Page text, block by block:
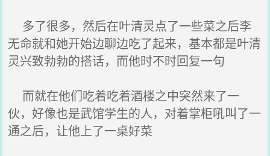
多了很多，然后在叶清灵点了一些菜之后李
无命就和她开始边聊边吃了起来，基本都是叶清
灵兴致勃勃的搭话，而他时不时回复一句
而就在他们吃着吃着酒楼之中突然来了一
伙，好像也是武馆学生的人，对着掌柜吼叫了一
通之后，让他上了一桌好菜